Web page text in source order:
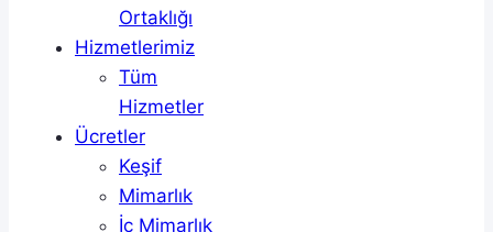
Ortaklığı
Hizmetlerimiz
Tüm
Hizmetler
Ücretler
Keşif
Mimarlık
İç Mimarlık